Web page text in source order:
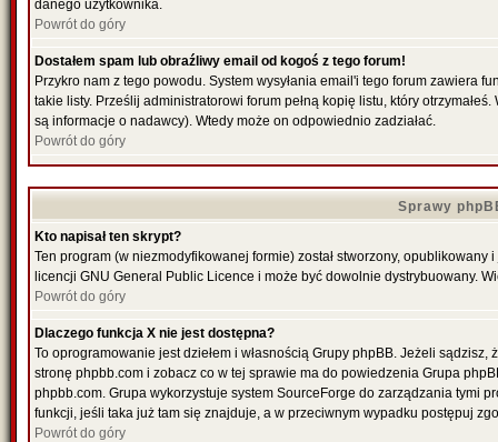
danego użytkownika.
Powrót do góry
Dostałem spam lub obraźliwy email od kogoś z tego forum!
Przykro nam z tego powodu. System wysyłania email'i tego forum zawiera
takie listy. Prześlij administratorowi forum pełną kopię listu, który
są informacje o nadawcy). Wtedy może on odpowiednio zadziałać.
Powrót do góry
Sprawy
Kto napisał ten skrypt?
Ten program (w niezmodyfikowanej formie) został stworzony, opublikowany
licencji GNU General Public Licence i może być dowolnie dystrybuowany.
Powrót do góry
Dlaczego funkcja X nie jest dostępna?
To oprogramowanie jest dziełem i własnością Grupy phpBB. Jeżeli
stronę phpbb.com i zobacz co w tej sprawie ma do powiedzenia Grupa
phpbb.com. Grupa wykorzystuje system SourceForge do zarządzania tymi
funkcji, jeśli taka już tam się znajduje, a w przeciwnym wypadku postępuj
Powrót do góry